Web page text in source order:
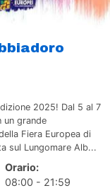
2025! Dal 5 al 7
un grande
Fiera Europea di
sul Lungomare Alb...
Orario:
08:00 - 21:59